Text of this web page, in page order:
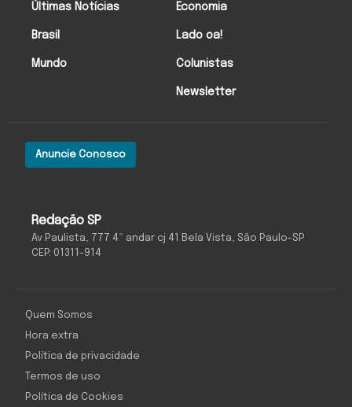
Redação SP
Av Paulista, 777 4º andar cj 41 Bela Vista, São Paulo-SP
CEP: 01311-914
Anuncie Conosco
Últimas Notícias
Brasil
Mundo
Economia
Lado oa!
Colunistas
Newsletter
Quem Somos
Hora extra
Política de privacidade
Termos de uso
Política de Cookies